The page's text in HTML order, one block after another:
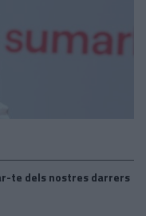
te dels nostres darrers